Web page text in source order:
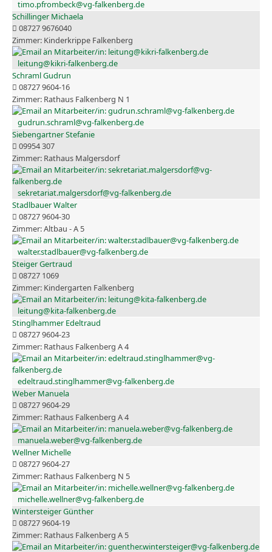
timo.pfrombeck@vg-falkenberg.de
Schillinger Michaela
08727 9676040
Kinderkrippe Falkenberg
leitung@kikri-falkenberg.de
Schraml Gudrun
08727 9604-16
Rathaus Falkenberg N 1
gudrun.schraml@vg-falkenberg.de
Siebengartner Stefanie
09954 307
Rathaus Malgersdorf
sekretariat.malgersdorf@vg-falkenberg.de
Stadlbauer Walter
08727 9604-30
Altbau - A 5
walter.stadlbauer@vg-falkenberg.de
Steiger Gertraud
08727 1069
Kindergarten Falkenberg
leitung@kita-falkenberg.de
Stinglhammer Edeltraud
08727 9604-23
Rathaus Falkenberg A 4
edeltraud.stinglhammer@vg-falkenberg.de
Weber Manuela
08727 9604-29
Rathaus Falkenberg A 4
manuela.weber@vg-falkenberg.de
Wellner Michelle
08727 9604-27
Rathaus Falkenberg N 5
michelle.wellner@vg-falkenberg.de
Wintersteiger Günther
08727 9604-19
Rathaus Falkenberg A 5